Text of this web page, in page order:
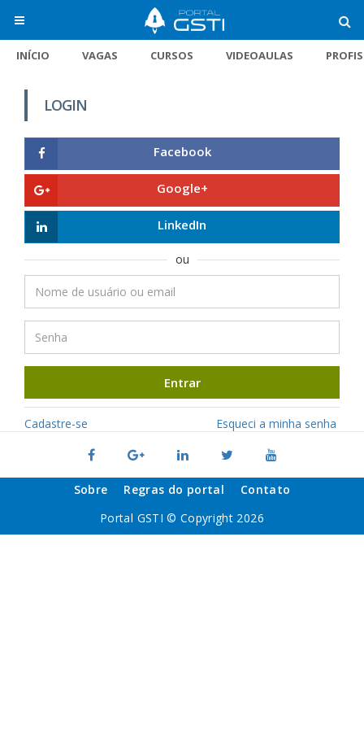
INÍCIO VAGAS CURSOS VIDEOAULAS
LOGIN
Facebook
Google+
LinkedIn
ou
Entrar
Cadastre-se Esqueci a minha senha
Sobre Regras do portal
Contato
Portal GSTI © Copyright 2026